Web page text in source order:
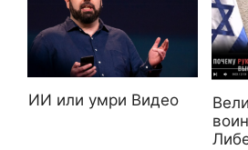
ИИ или умри Видео